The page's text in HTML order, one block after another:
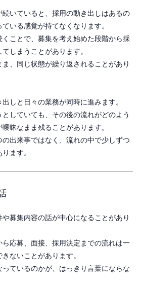
いていると、採用の動き出しはあるの
いる感覚が持てなくなります。
ことで、募集を考え始めた段階から採
しまうことがあります。
、同じ状態が繰り返されることがあり
しと日々の業務が同時に進みます。
していても、その後の流れがどのよう
昧なまま残ることがあります。
出来事ではなく、流れの中で少しずつ
ます。
募集内容の話が中心になることがあり
応募、面接、採用決定までの流れは一
ないことがあります。
ているのかが、はっきり言葉にならな